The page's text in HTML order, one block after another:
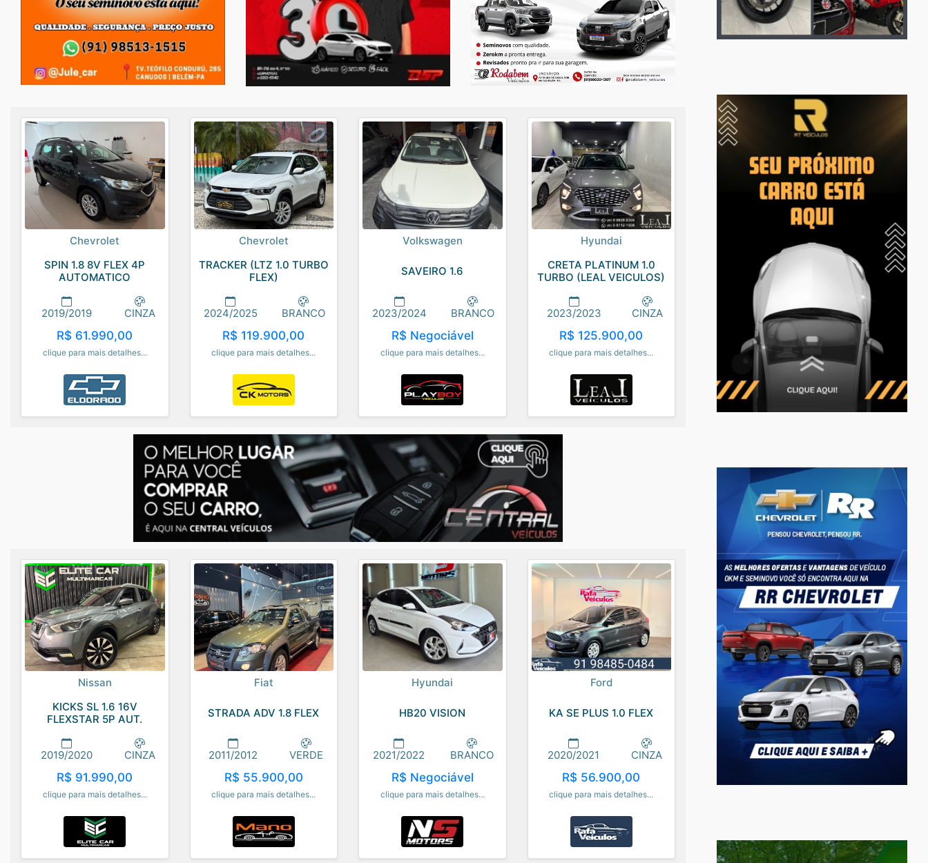
Chevrolet
SPIN 1.8 8V FLEX 4P
AUTOMATICO
2019/2019 CINZA
R$ 61.990,00
clique para mais detalhes...
Chevrolet
TRACKER (LTZ 1.0 TURBO
FLEX)
2024/2025 BRANCO
R$ 119.900,00
clique para mais detalhes...
Volkswagen
SAVEIRO 1.6
2023/2024 BRANCO
R$ Negociável
clique para mais detalhes...
Hyundai
CRETA PLATINUM 1.0
TURBO (LEAL VEICULOS)
2023/2023 CINZA
R$ 125.900,00
clique para mais detalhes...
Nissan
KICKS SL 1.6 16V
FLEXSTAR 5P AUT.
2019/2020 CINZA
R$ 91.990,00
clique para mais detalhes...
Fiat
STRADA ADV 1.8 FLEX
2011/2012 VERDE
R$ 55.900,00
clique para mais detalhes...
Hyundai
HB20 VISION
2021/2022 BRANCO
R$ Negociável
clique para mais detalhes...
Ford
KA SE PLUS 1.0 FLEX
2020/2021 CINZA
R$ 56.900,00
clique para mais detalhes...